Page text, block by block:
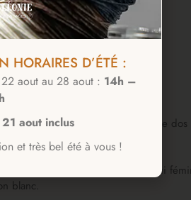
piqués sur le devant, le col, le
de manches et ses pinces qui
blanc.
HORAIRES D’ÉTÉ :
aout au 28 aout : 14h –
aout inclus
et très bel été à vous !